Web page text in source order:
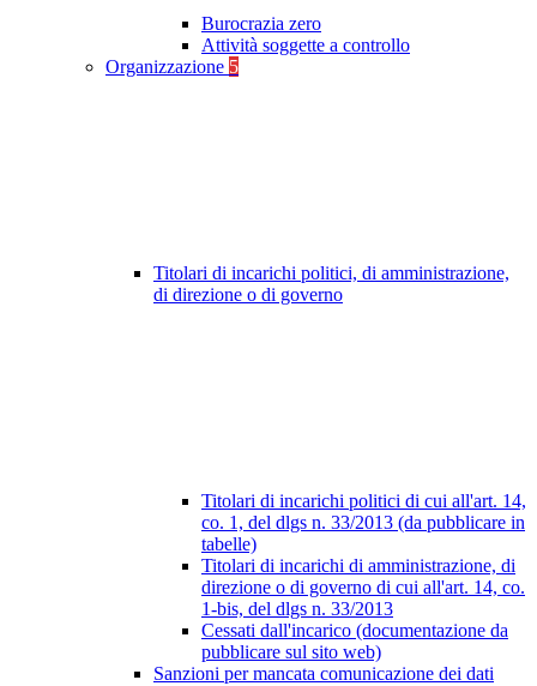
Burocrazia zero
Attività soggette a controllo
Organizzazione 5
Titolari di incarichi politici, di amministrazione,
di direzione o di governo
Titolari di incarichi politici di cui all'art. 14,
co. 1, del dlgs n. 33/2013 (da pubblicare in
tabelle)
Titolari di incarichi di amministrazione, di
direzione o di governo di cui all'art. 14, co.
1-bis, del dlgs n. 33/2013
Cessati dall'incarico (documentazione da
pubblicare sul sito web)
Sanzioni per mancata comunicazione dei dati